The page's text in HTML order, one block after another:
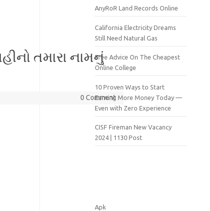
તમારા નામનું
0 Comment
AnyRoR Land Records Online
California Electricity Dreams
Still Need Natural Gas
Free Advice On The Cheapest
Online College
10 Proven Ways to Start
Earning More Money Today —
Even with Zero Experience
CISF Fireman New Vacancy
2024 | 1130 Post
Apk